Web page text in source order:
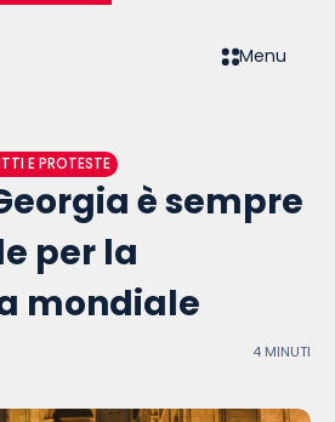
Menu
E PROTESTE
è sempre
per la
mondiale
4 MINUTI